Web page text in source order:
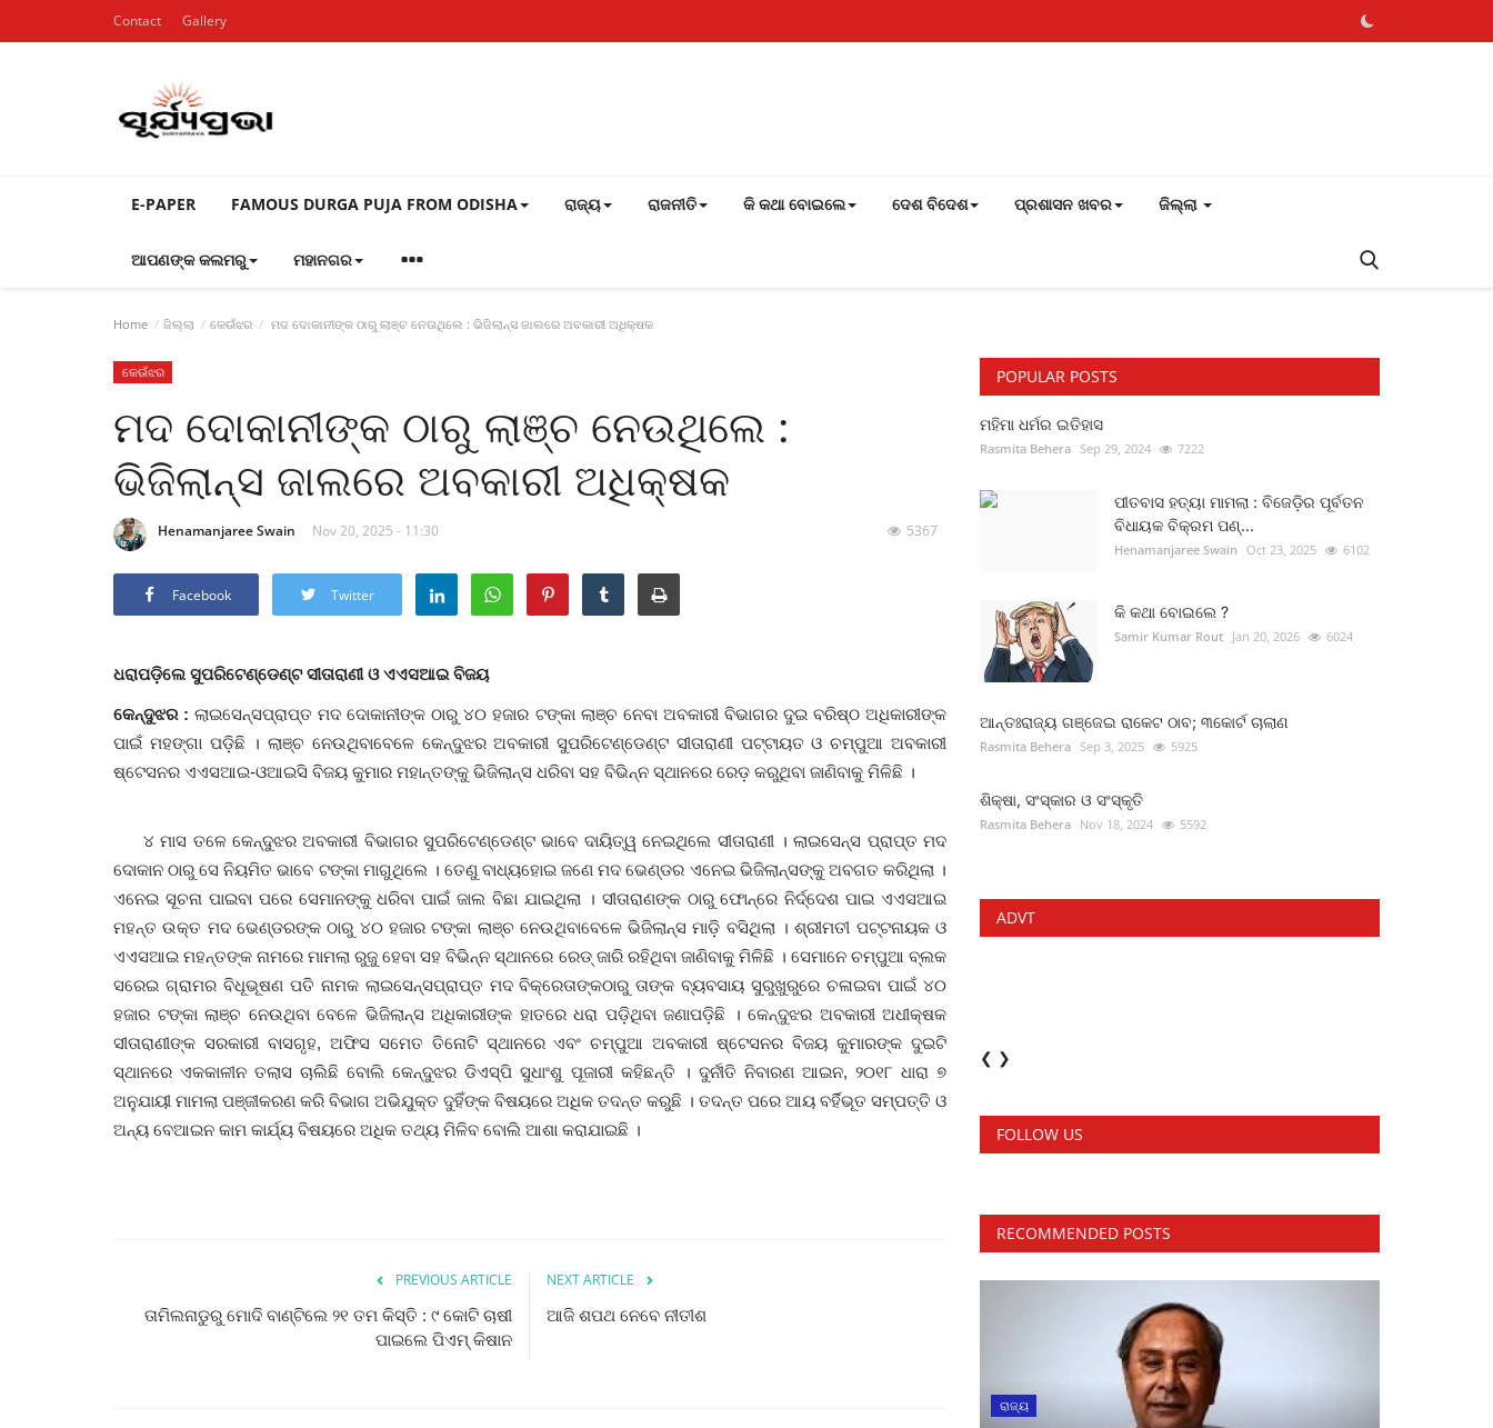
Contact Gallery
E-PAPER FAMOUS DURGA PUJA FROM ODISHA ରାଜ୍ୟ ରାଜନୀତି କି କଥା ବୋଇଲେ ଦେଶ ବିଦେଶ ପ୍ରଶାସନ ଖବର ଜିଲ୍ଲା
ଆପଣଙ୍କ କଲମରୁ ମହାନଗର
Home ଜିଲ୍ଲା କେଉଁଝର ମଦ ଦୋକାନୀଙ୍କ ଠାରୁ ଲାଞ୍ଚ ନେଉଥିଲେ : ଭିଜିଲାନ୍ସ ଜାଲରେ ଅବକାରୀ ଅଧିକ୍ଷକ
କେଉଁଝର
ମଦ ଦୋକାନୀଙ୍କ ଠାରୁ ଲାଞ୍ଚ ନେଉଥିଲେ :
ଭିଜିଲାନ୍ସ ଜାଲରେ ଅବକାରୀ ଅଧିକ୍ଷକ
Henamanjaree Swain Nov 20, 2025 - 11:30 5367
Facebook Twitter
ଧରାପଡ଼ିଲେ ସୁପରିଟେଣ୍ଡେଣ୍ଟ ସୀତାରାଣୀ ଓ ଏଏସଆଇ ବିଜୟ
କେନ୍ଦୁଝର : ଲାଇସେନ୍ସପ୍ରାପ୍ତ ମଦ ଦୋକାନୀଙ୍କ ଠାରୁ ୪୦ ହଜାର ଟଙ୍କା ଲାଞ୍ଚ ନେବା ଅବକାରୀ ବିଭାଗର ଦୁଇ ବରିଷ୍ଠ ଅଧିକାରୀଙ୍କ
ପାଇଁ ମହଙ୍ଗା ପଡ଼ିଛି । ଲାଞ୍ଚ ନେଉଥିବାବେଳେ କେନ୍ଦୁଝର ଅବକାରୀ ସୁପରିଟେଣ୍ଡେଣ୍ଟ ସୀତାରାଣୀ ପଟ୍ଟାୟତ ଓ ଚମ୍ପୁଆ ଅବକାରୀ
ଷ୍ଟେସନର ଏଏସଆଇ-ଓଆଇସି ବିଜୟ କୁମାର ମହାନ୍ତଙ୍କୁ ଭିଜିଲାନ୍ସ ଧରିବା ସହ ବିଭିନ୍ନ ସ୍ଥାନରେ ରେଡ଼ କରୁଥିବା ଜାଣିବାକୁ ମିଳିଛି ।
୪ ମାସ ତଳେ କେନ୍ଦୁଝର ଅବକାରୀ ବିଭାଗର ସୁପରିଟେଣ୍ଡେଣ୍ଟ ଭାବେ ଦାୟିତ୍ୱ ନେଇଥିଲେ ସୀତାରାଣୀ । ଲାଇସେନ୍ସ ପ୍ରାପ୍ତ ମଦ
ଦୋକାନ ଠାରୁ ସେ ନିୟମିତ ଭାବେ ଟଙ୍କା ମାଗୁଥିଲେ । ତେଣୁ ବାଧ୍ୟହୋଇ ଜଣେ ମଦ ଭେଣ୍ଡର ଏନେଇ ଭିଜିଲାନ୍ସଙ୍କୁ ଅବଗତ କରିଥିଲା ।
ଏନେଇ ସୂଚନା ପାଇବା ପରେ ସେମାନଙ୍କୁ ଧରିବା ପାଇଁ ଜାଲ ବିଛା ଯାଇଥିଲା । ସୀତାରାଣଙ୍କ ଠାରୁ ଫୋନ୍‌ରେ ନିର୍ଦ୍ଦେଶ ପାଇ ଏଏସଆଇ
ମହନ୍ତ ଉକ୍ତ ମଦ ଭେଣ୍ଡରଙ୍କ ଠାରୁ ୪୦ ହଜାର ଟଙ୍କା ଲାଞ୍ଚ ନେଉଥିବାବେଳେ ଭିଜିଲାନ୍ସ ମାଡ଼ି ବସିଥିଲା । ଶ୍ରୀମତୀ ପଟ୍ଟନାୟକ ଓ
ଏଏସଆଇ ମହନ୍ତଙ୍କ ନାମରେ ମାମଲା ରୁଜୁ ହେବା ସହ ବିଭିନ୍ନ ସ୍ଥାନରେ ରେଡ୍‌ ଜାରି ରହିଥିବା ଜାଣିବାକୁ ମିଳିଛି । ସେମାନେ ଚମ୍ପୁଆ ବ୍ଲକ
ସରେଇ ଗ୍ରାମର ବିଧୂଭୂଷଣ ପତି ନାମକ ଲାଇସେନ୍ସପ୍ରାପ୍ତ ମଦ ବିକ୍ରେତାଙ୍କଠାରୁ ତାଙ୍କ ବ୍ୟବସାୟ ସୁରୁଖୁରୁରେ ଚଳାଇବା ପାଇଁ ୪୦
ହଜାର ଟଙ୍କା ଲାଞ୍ଚ ନେଉଥିବା ବେଳେ ଭିଜିଲାନ୍ସ ଅଧିକାରୀଙ୍କ ହାତରେ ଧରା ପଡ଼ିଥିବା ଜଣାପଡ଼ିଛି । କେନ୍ଦୁଝର ଅବକାରୀ ଅଧୀକ୍ଷକ
ସୀତାରାଣୀଙ୍କ ସରକାରୀ ବାସଗୃହ, ଅଫିସ ସମେତ ତିନୋଟି ସ୍ଥାନରେ ଏବଂ ଚମ୍ପୁଆ ଅବକାରୀ ଷ୍ଟେସନର ବିଜୟ କୁମାରଙ୍କ ଦୁଇଟି
ସ୍ଥାନରେ ଏକକାଳୀନ ତଲାସ ଚାଲିଛି ବୋଲି କେନ୍ଦୁଝର ଡିଏସ୍‌ପି ସୁଧାଂଶୁ ପୂଜାରୀ କହିଛନ୍ତି । ଦୁର୍ନୀତି ନିବାରଣ ଆଇନ, ୨୦୧୮ ଧାରା ୭
ଅନୁଯାୟୀ ମାମଲା ପଞ୍ଜୀକରଣ କରି ବିଭାଗ ଅଭିଯୁକ୍ତ ଦୁହିଁଙ୍କ ବିଷୟରେ ଅଧିକ ତଦନ୍ତ କରୁଛି । ତଦନ୍ତ ପରେ ଆୟ ବର୍ହିଭୂତ ସମ୍ପତ୍ତି ଓ
ଅନ୍ୟ ବେଆଇନ କାମ କାର୍ଯ୍ୟ ବିଷୟରେ ଅଧିକ ତଥ୍ୟ ମିଳିବ ବୋଲି ଆଶା କରାଯାଇଛି ।
PREVIOUS ARTICLE
ତାମିଲନାଡୁରୁ ମୋଦି ବାଣ୍ଟିଲେ ୨୧ ତମ କିସ୍ତି : ୯ କୋଟି ଚାଷୀ
ପାଇଲେ ପିଏମ୍‌ କିଷାନ
NEXT ARTICLE
ଆଜି ଶପଥ ନେବେ ନୀତୀଶ
POPULAR POSTS
ମହିମା ଧର୍ମର ଇତିହାସ
Rasmita Behera Sep 29, 2024 7222
ପୀତବାସ ହତ୍ୟା ମାମଲା : ବିଜେଡ଼ିର ପୂର୍ବତନ
ବିଧାୟକ ବିକ୍ରମ ପଣ୍...
Henamanjaree Swain Oct 23, 2025 6102
କି କଥା ବୋଇଲେ ?
Samir Kumar Rout Jan 20, 2026 6024
ଆନ୍ତଃରାଜ୍ୟ ଗଞ୍ଜେଇ ରାକେଟ ଠାବ; ୩କୋର୍ଟ ଚାଲାଣ
Rasmita Behera Sep 3, 2025 5925
ଶିକ୍ଷା, ସଂସ୍କାର ଓ ସଂସ୍କୃତି
Rasmita Behera Nov 18, 2024 5592
ADVT
❮ ❯
FOLLOW US
RECOMMENDED POSTS
ରାଜ୍ୟ